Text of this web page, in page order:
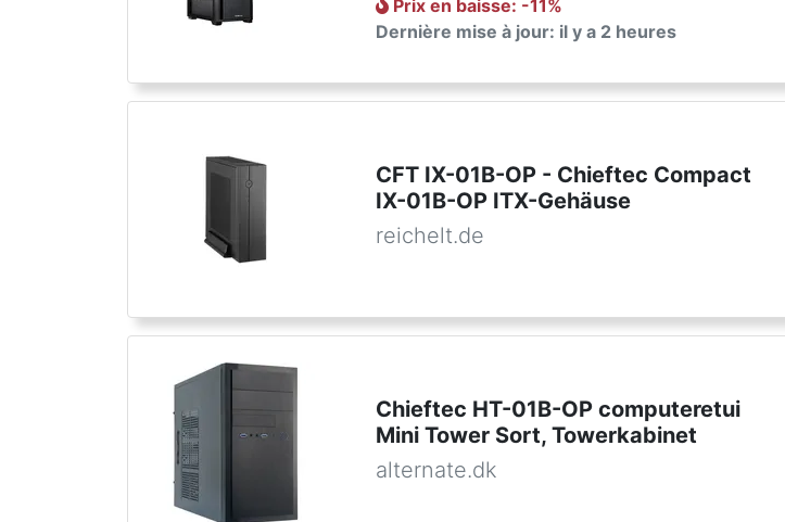
Prix en baisse: -11%
Dernière mise à jour: il y a 2 heures
CFT IX-01B-OP - Chieftec Compact
IX-01B-OP ITX-Gehäuse
reichelt.de
Chieftec HT-01B-OP computeretui
Mini Tower Sort, Towerkabinet
alternate.dk